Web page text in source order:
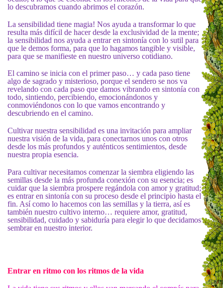
lo descubramos cuando abrimos el corazón.
La sensibilidad tiene magia! Nos ayuda a transformar lo que
resulta más difícil de hacer desde la exclusividad de la mente;
la sensibilidad nos ayuda a entrar en sintonía con lo sutil para
que le demos forma, para que lo hagamos tangible y visible,
para que se manifieste en nuestro universo cotidiano.
El camino se inicia con el primer paso… y cada paso tiene
algo de sagrado y misterioso, porque el sendero se nos va
revelando con cada paso que damos vibrando en sintonía con
todo, sintiendo, percibiendo, emocionándonos y
conmoviéndonos con lo que vamos encontrando y
descubriendo en el camino.
Cultivar nuestra sensibilidad es una invitación para ampliar
nuestra visión de la vida, para conectarnos unos con otros
desde los más profundos y auténticos sentimientos, desde
nuestra propia esencia.
Para cultivar necesitamos comenzar la siembra eligiendo las
semillas desde la más profunda conexión con su esencia; es
cuidar que la siembra prospere regándola con amor y gratitud;
es entrar en sintonía con su proceso desde el principio hasta el
fin. Así como lo hacemos con las semillas y la tierra, así es
también nuestro cultivo interno… requiere amor, gratitud,
sensibilidad, cuidado y sabiduría para elegir lo que decidamos
sembrar en nuestro interior.
Entrar en ritmo con los ritmos de la vida